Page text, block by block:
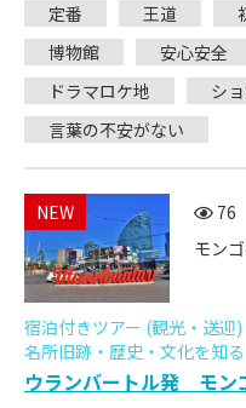
定番
王道
博物館
安心安全
ドラマロケ地
シ
言葉の不安がない
NEW
76
モン
宿泊付きツアー (観光・送迎)
名所旧跡・歴史・文化を知
ウランバートル発 モン